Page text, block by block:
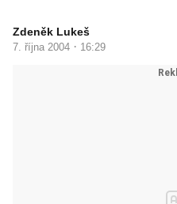
Zdeněk Lukeš
7. října 2004 · 16:29